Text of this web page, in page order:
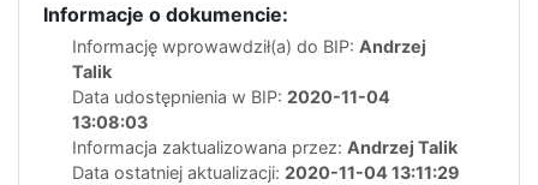
Informacje o dokumencie:
Informację wprowawdził(a) do BIP: Andrzej
Talik
Data udostępnienia w BIP: 2020-11-04
13:08:03
Informacja zaktualizowana przez: Andrzej Talik
Data ostatniej aktualizacji: 2020-11-04 13:11:29